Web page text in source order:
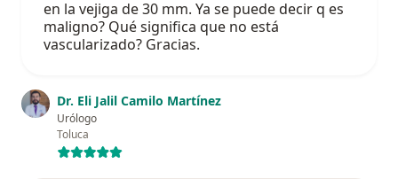
en la vejiga de 30 mm. Ya se puede decir q es
maligno? Qué significa que no está
vascularizado? Gracias.
Dr. Eli Jalil Camilo Martínez
Urólogo
Toluca